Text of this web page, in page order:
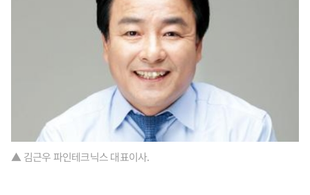
▲ 김근우 파인테크닉스 대표이사.